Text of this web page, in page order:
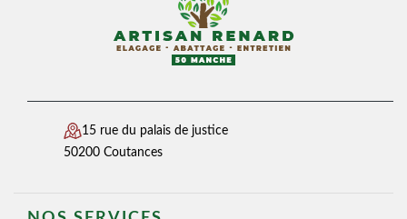
15 rue du palais de justice
50200 Coutances